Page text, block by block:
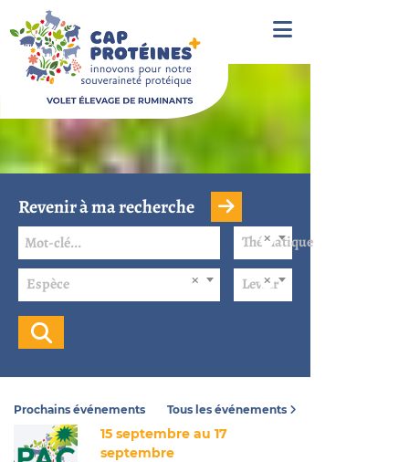
Revenir à ma recherche
Thématique
Espèce Levier
Prochains événements
15 septembre au 17
septembre
Tous les événements